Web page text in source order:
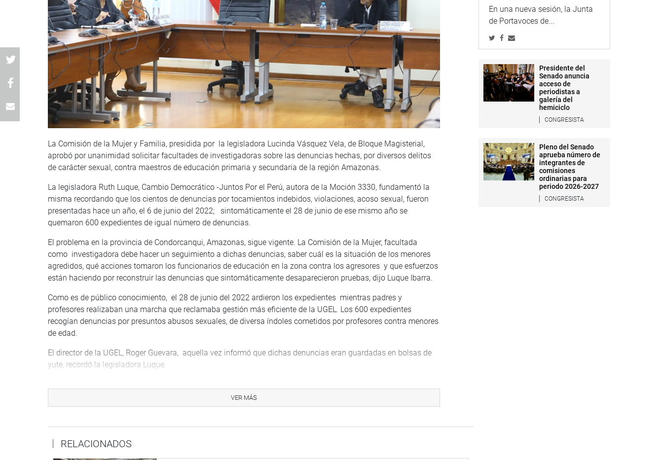
La Comisión de la Mujer y Familia, presidida por la legisladora Lucinda Vásquez Vela, de Bloque Magisterial,
aprobó por unanimidad solicitar facultades de investigadoras sobre las denuncias hechas, por diversos delitos
de carácter sexual, contra maestros de educación primaria y secundaria de la región Amazonas.
La legisladora Ruth Luque, Cambio Democrático -Juntos Por el Perú, autora de la Moción 3330, fundamentó la
misma recordando que los cientos de denuncias por tocamientos indebidos, violaciones, acoso sexual, fueron
presentadas hace un año, el 6 de junio del 2022; sintomáticamente el 28 de junio de ese mismo año se
quemaron 600 expedientes de igual número de denuncias.
El problema en la provincia de Condorcanqui, Amazonas, sigue vigente. La Comisión de la Mujer, facultada
como investigadora debe hacer un seguimiento a dichas denuncias, saber cuál es la situación de los menores
agredidos, qué acciones tomaron los funcionarios de educación en la zona contra los agresores y que esfuerzos
están haciendo por reconstruir las denuncias que sintomáticamente desaparecieron pruebas, dijo Luque Ibarra.
Como es de público conocimiento, el 28 de junio del 2022 ardieron los expedientes mientras padres y
profesores realizaban una marcha que reclamaba gestión más eficiente de la UGEL. Los 600 expedientes
recogían denuncias por presuntos abusos sexuales, de diversa índoles cometidos por profesores contra menores
de edad.
El director de la UGEL, Roger Guevara, aquella vez informó que dichas denuncias eran guardadas en bolsas de
yute, recordó la legisladora Luque.
Se aprobó el PL 1932/2021-CR, de la legisladora Kira Alcarraz Agüero, de Somos Perú, ley que Fortalece el
de perderlos.
Para el efecto se modifica varios artículos del Decreto legislativo 1297, que determina el actuar en los
VER MÁS
RELACIONADOS
En una nueva sesión, la Junta
de Portavoces de...
Presidente del
Senado anuncia
acceso de
periodistas a
galería del
hemiciclo
CONGRESISTA
Pleno del Senado
aprueba número de
integrantes de
comisiones
ordinarias para
periodo 2026-2027
CONGRESISTA